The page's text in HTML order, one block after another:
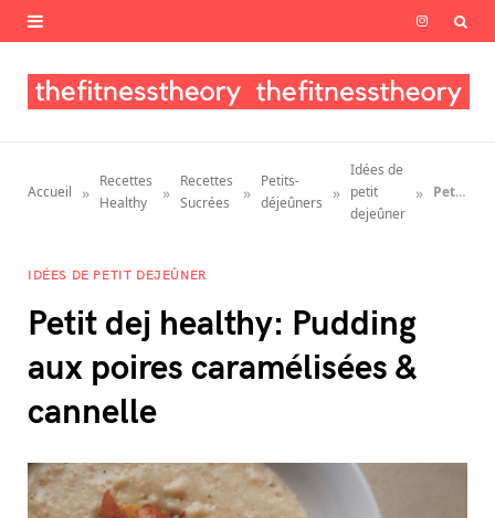
I
s
Accueil »
Recettes
Healthy
»
Recettes
Sucrées
»
Petits-
déjeûners
»
Idées de
petit
dejeûner
» Petit dej healthy: Pudding aux poires caramélisées & cannelle
IDÉES DE PETIT DEJEÛNER
Petit dej healthy: Pudding
aux poires caramélisées &
cannelle